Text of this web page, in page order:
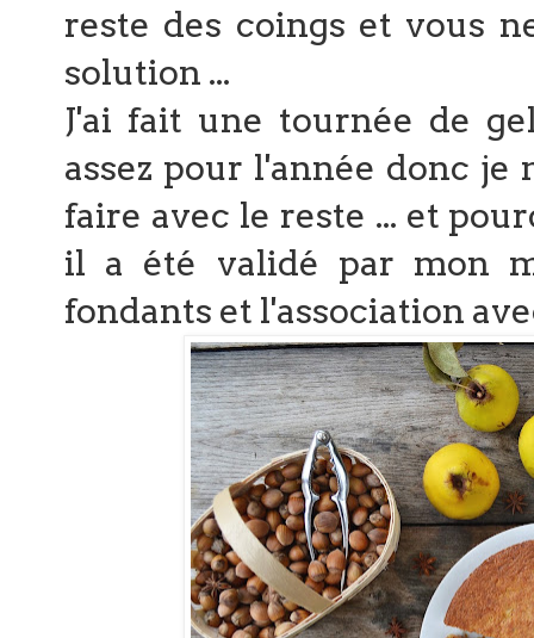
reste des coings et vous
solution ...
J'ai fait une tournée de
assez pour l'année donc je
faire avec le reste ... et
il a été validé par mon
fondants et l'association